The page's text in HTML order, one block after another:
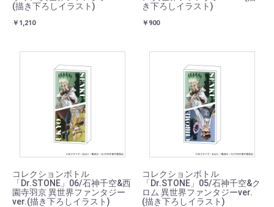
(描き下ろしイラスト)
￥1,210
き下ろしイラスト)
￥900
コレクションボトル
「Dr.STONE」06/石神千空&西
園寺羽京 異世界ファンタジー
ver.(描き下ろしイラスト)
コレクションボトル
「Dr.STONE」05/石神千空&ク
ロム 異世界ファンタジーver.
(描き下ろしイラスト)